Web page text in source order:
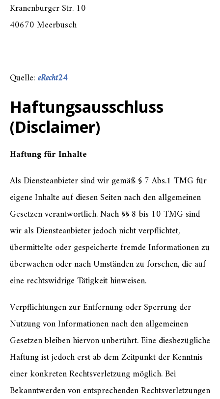
Kranenburger Str. 10
40670 Meerbusch
Quelle:eRecht24
Haftungsausschluss
(Disclaimer)
Haftung für Inhalte
Als Diensteanbieter sind wir gemäß § 7 Abs.1 TMG für
eigene Inhalte auf diesen Seiten nach den allgemeinen
Gesetzen verantwortlich. Nach §§ 8 bis 10 TMG sind
wir als Diensteanbieter jedoch nicht verpflichtet,
übermittelte oder gespeicherte fremde Informationen zu
überwachen oder nach Umständen zu forschen, die auf
eine rechtswidrige Tätigkeit hinweisen.
Verpflichtungen zur Entfernung oder Sperrung der
Nutzung von Informationen nach den allgemeinen
Gesetzen bleiben hiervon unberührt. Eine diesbezügliche
Haftung ist jedoch erst ab dem Zeitpunkt der Kenntnis
einer konkreten Rechtsverletzung möglich. Bei
Bekanntwerden von entsprechenden Rechtsverletzungen